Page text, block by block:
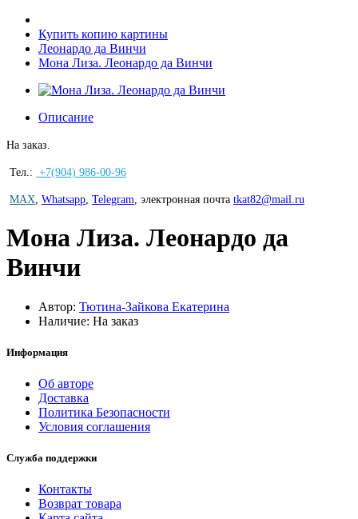
Купить копию картины
Леонардо да Винчи
Мона Лиза. Леонардо да Винчи
Описание
На заказ.
Тел.: +7(904) 986-00-96
MAX Whatsapp Telegram электронная почта tkat82@mail.ru
Мона Лиза. Леонардо да
Винчи
Автор: Тютина-Зайкова Екатерина
Наличие: На заказ
Информация
Об авторе
Доставка
Политика Безопасности
Условия соглашения
Служба поддержки
Контакты
Возврат товара